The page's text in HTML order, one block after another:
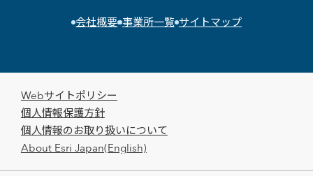
会社概要 事業所一覧 サイトマップ
Webサイトポリシー
個人情報保護方針
個人情報のお取り扱いについて
About Esri Japan(English)